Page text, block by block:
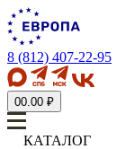
8 (812) 407-22-95
00.00 ₽
КАТАЛОГ